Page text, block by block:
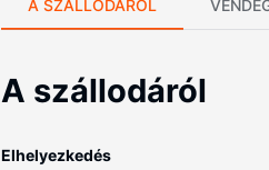
A SZÁLLODÁRÓL
A szállodáról
Elhelyezkedés